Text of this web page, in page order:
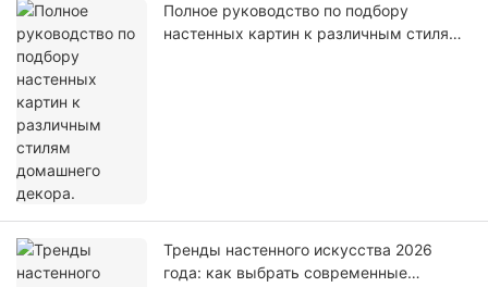
Полное руководство по подбору
настенных картин к различным стилям
Тренды настенного искусства 2026
года: как выбрать современные